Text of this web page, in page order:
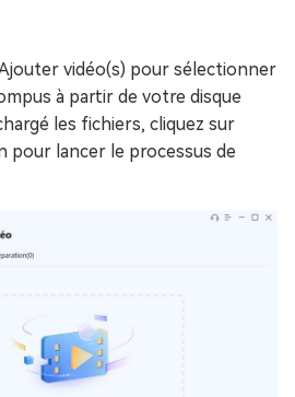
vidéo(s) pour sélectionner
à partir de votre disque
les fichiers, cliquez sur
pour lancer le processus de